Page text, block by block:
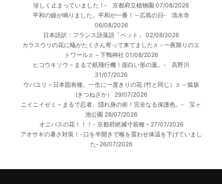
珍しく止まっていました！‐ 京都府立植物園 07/08/2026
平和の鐘が鳴りました。平和が一番！ – 広島の日‐ 清水寺
06/08/2026
日本語訳：フランス語落語「ペット」
02/08/2026
カラスウリの花に蟻がたくさん寄って来てました♬ ‐ 一夜限りのエ
トワール♬ – 下鴨神社 01/08/2026
ヒコウキソウ – まるで紙飛行機！面白い形の葉。‐ 高野川
31/07/2026
ウバユリ – 日本固有種。一生に一度きりの花 (竹と同じ）♬ – 狐坂
(きつねざか）
29/07/2026
ニイニイゼミ – まるで忍者、隠れ身の術！完全なる保護色。‐ 宝ヶ
池公園 28/07/2026
オニバスの花！！！- 京都府絶滅寸前種 – 27/07/2026
アオサギの暑さ対策！‐ 口を半開きで喉を震わせ体温を下げていまし
た‐ 26/07/2026